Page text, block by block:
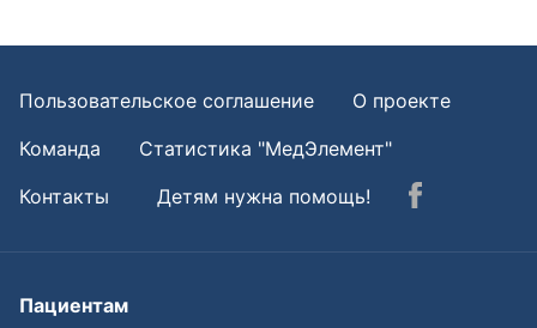
Пользовательское соглашение
О проекте
Команда
Статистика "МедЭлемент"
Контакты
Детям нужна помощь!
Пациентам